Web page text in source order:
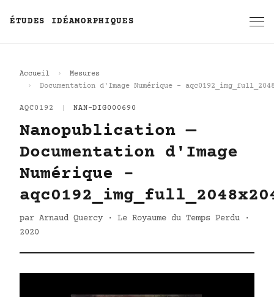
ÉTUDES IDÉAMORPHIQUES
Accueil
Mesures
Documentation d'Image Numérique -
AQC0192 NAN-DIG000690
Nanopublication —
Documentation d'Image
Numérique -
par Arnaud Quercy · Le Royaume du Temps Perdu ·
2020